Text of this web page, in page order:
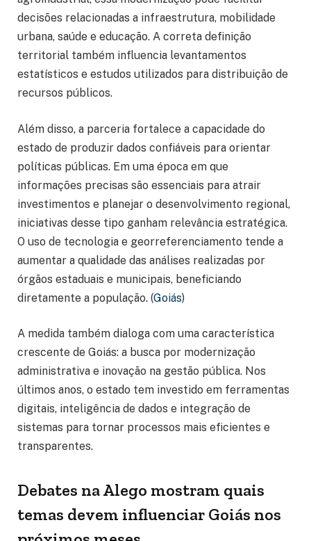
decisões relacionadas a infraestrutura, mobilidade
urbana, saúde e educação. A correta definição
territorial também influencia levantamentos
estatísticos e estudos utilizados para distribuição de
recursos públicos.
Além disso, a parceria fortalece a capacidade do
estado de produzir dados confiáveis para orientar
políticas públicas. Em uma época em que
informações precisas são essenciais para atrair
investimentos e planejar o desenvolvimento regional,
iniciativas desse tipo ganham relevância estratégica.
O uso de tecnologia e georreferenciamento tende a
aumentar a qualidade das análises realizadas por
órgãos estaduais e municipais, beneficiando
diretamente a população. (Goiás)
A medida também dialoga com uma característica
crescente de Goiás: a busca por modernização
administrativa e inovação na gestão pública. Nos
últimos anos, o estado tem investido em ferramentas
digitais, inteligência de dados e integração de
sistemas para tornar processos mais eficientes e
transparentes.
Debates na Alego mostram quais
temas devem influenciar Goiás nos